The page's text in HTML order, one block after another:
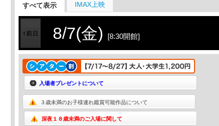
すべて表示 IMAX上映
8/7(金) [8:30開館]
入場者プレゼントについて
３歳未満のお子様連れ鑑賞可能作品について
深夜１８歳未満のご入場に関して